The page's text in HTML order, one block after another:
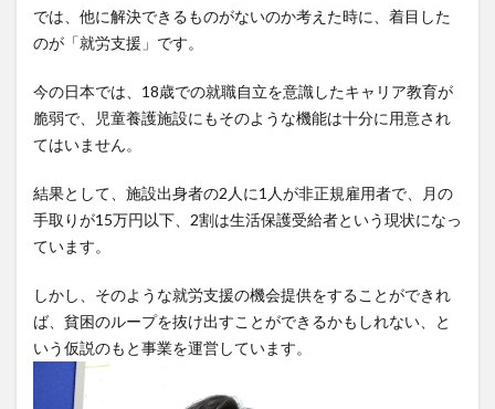
わせフ
ォーム
では、他に解決できるものがないのか考えた時に、着目した
のが「就労支援」です。
今の日本では、18歳での就職自立を意識したキャリア教育が
脆弱で、児童養護施設にもそのような機能は十分に用意され
てはいません。
結果として、施設出身者の2人に1人が非正規雇用者で、月の
手取りが15万円以下、2割は生活保護受給者という現状になっ
ています。
しかし、そのような就労支援の機会提供をすることができれ
ば、貧困のループを抜け出すことができるかもしれない、と
いう仮説のもと事業を運営しています。